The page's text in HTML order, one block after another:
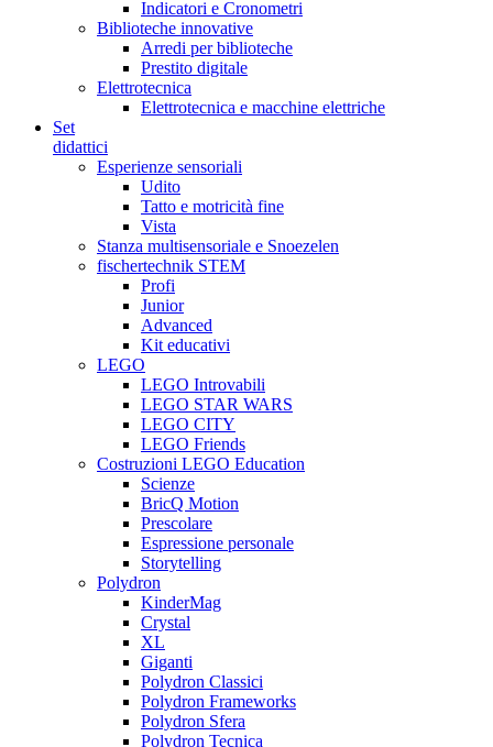
Indicatori e Cronometri
Biblioteche innovative
Arredi per biblioteche
Prestito digitale
Elettrotecnica
Elettrotecnica e macchine elettriche
Set
didattici
Esperienze sensoriali
Udito
Tatto e motricità fine
Vista
Stanza multisensoriale e Snoezelen
fischertechnik STEM
Profi
Junior
Advanced
Kit educativi
LEGO
LEGO Introvabili
LEGO STAR WARS
LEGO CITY
LEGO Friends
Costruzioni LEGO Education
Scienze
BricQ Motion
Prescolare
Espressione personale
Storytelling
Polydron
KinderMag
Crystal
XL
Giganti
Polydron Classici
Polydron Frameworks
Polydron Sfera
Polydron Tecnica